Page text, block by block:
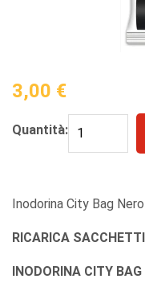
3,00 €
Quantità:
Inodorina City Bag
RICARICA
INODORINA CITY BAG